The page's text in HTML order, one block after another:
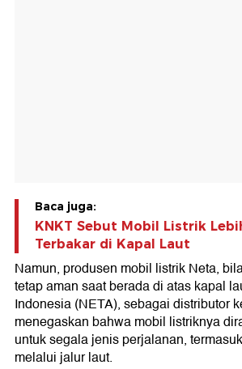
Baca juga:
KNKT Sebut Mobil Listrik
Terbakar di Kapal Laut
Namun, produsen mobil listrik Neta,
tetap aman saat berada di atas kapal
Indonesia (NETA), sebagai distributor
menegaskan bahwa mobil listriknya
untuk segala jenis perjalanan,
melalui jalur laut.